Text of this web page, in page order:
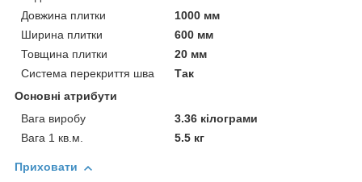
Довжина плитки
1000 мм
Ширина плитки
600 мм
Товщина плитки
20 мм
Система перекриття шва
Так
Основні атрибути
Вага виробу
3.36 кілограми
Вага 1 кв.м.
5.5 кг
Приховати